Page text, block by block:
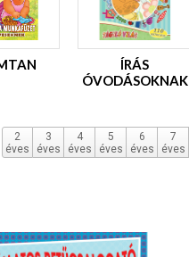
ÍRÁS
ÓVODÁSOKNAK
2
éves
3
éves
4
éves
5
éves
6
éves
7
éves